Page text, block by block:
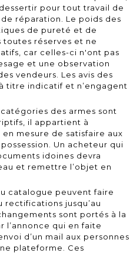
pour tout travail de
réparation. Le poids des
de pureté et de
toutes réserves et ne
car celles-ci n'ont pas
et une observation
vendeurs. Les avis des
titre indicatif et n’engagent
catégories des armes sont
il appartient à
mesure de satisfaire aux
Un acheteur qui
idoines devra
et remettre l’objet en
catalogue peuvent faire
rectifications jusqu’au
sont portés à la
l’annonce qui en faite
d’un mail aux personnes
plateforme. Ces